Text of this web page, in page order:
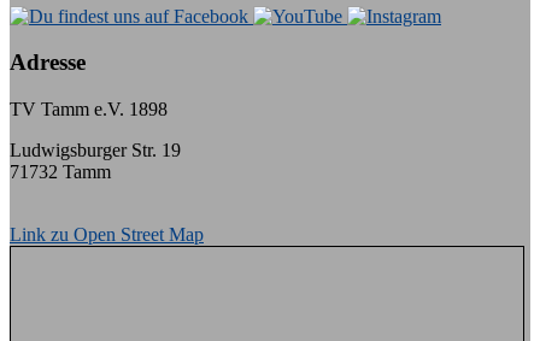
Adresse
TV Tamm e.V. 1898
Ludwigsburger Str. 19
71732 Tamm
Link zu Open Street Map